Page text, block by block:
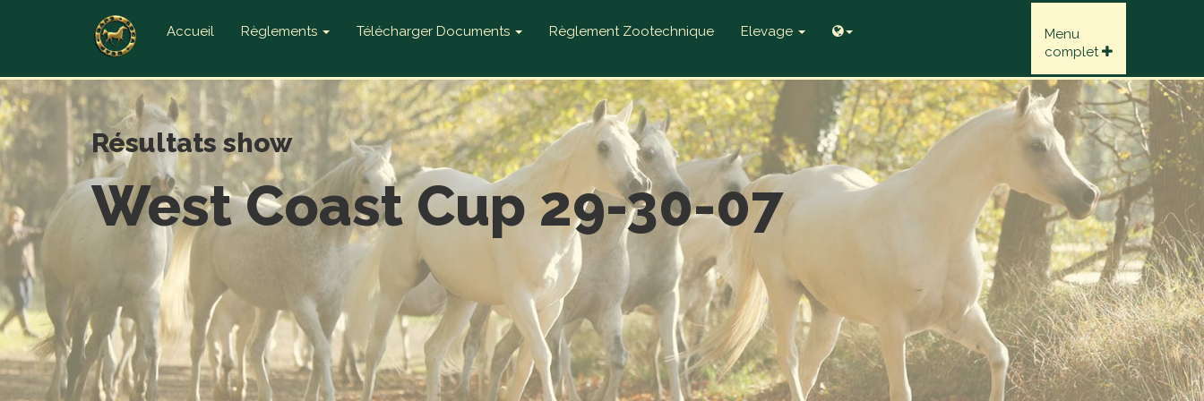
Accueil Règlements Télécharger Documents Règlement Zootechnique Elevage
Menu
complet
Résultats show
West Coast Cup 29-30-07